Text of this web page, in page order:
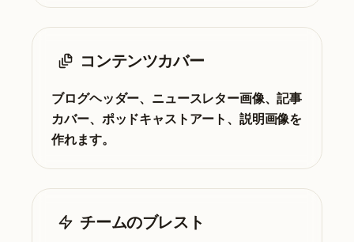
コンテンツカバー
ブログヘッダー、ニュースレター画像、記事
カバー、ポッドキャストアート、説明画像を
作れます。
チームのブレスト